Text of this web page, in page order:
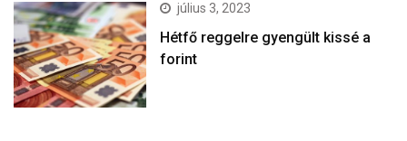
július 3, 2023
Hétfő reggelre gyengült kissé a
forint